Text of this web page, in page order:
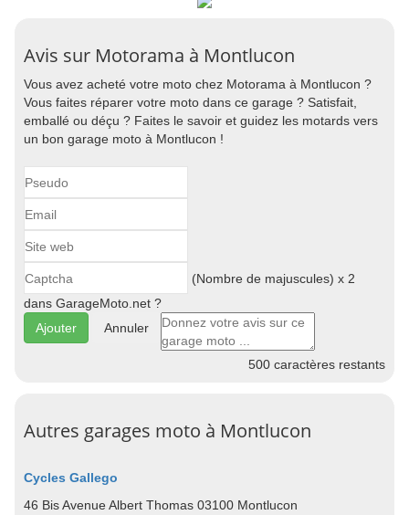
Avis sur Motorama à Montlucon
Vous avez acheté votre moto chez Motorama à Montlucon ?
Vous faites réparer votre moto dans ce garage ? Satisfait,
emballé ou déçu ? Faites le savoir et guidez les motards vers
un bon garage moto à Montlucon !
(Nombre de majuscules) x 2
dans GarageMoto.net ?
Annuler
500 caractères restants
Autres garages moto à Montlucon
Cycles Gallego
46 Bis Avenue Albert Thomas 03100 Montlucon